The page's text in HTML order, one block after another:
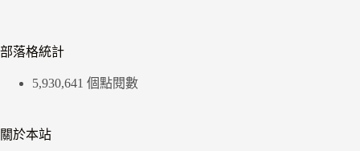
部落格統計
5,930,641 個點閱數
關於本站